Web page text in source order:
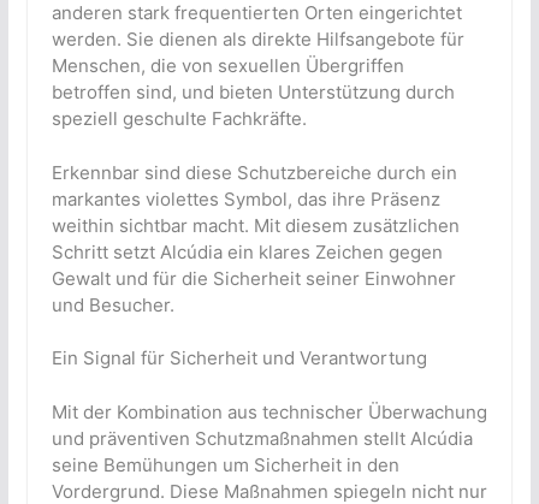
anderen stark frequentierten Orten eingerichtet
werden. Sie dienen als direkte Hilfsangebote für
Menschen, die von sexuellen Übergriffen
betroffen sind, und bieten Unterstützung durch
speziell geschulte Fachkräfte.
Erkennbar sind diese Schutzbereiche durch ein
markantes violettes Symbol, das ihre Präsenz
weithin sichtbar macht. Mit diesem zusätzlichen
Schritt setzt Alcúdia ein klares Zeichen gegen
Gewalt und für die Sicherheit seiner Einwohner
und Besucher.
Ein Signal für Sicherheit und Verantwortung
Mit der Kombination aus technischer Überwachung
und präventiven Schutzmaßnahmen stellt Alcúdia
seine Bemühungen um Sicherheit in den
Vordergrund. Diese Maßnahmen spiegeln nicht nur